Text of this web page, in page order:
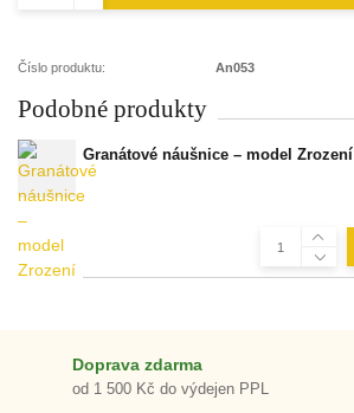
Číslo produktu: An053
Podobné produkty
Granátové náušnice – model Zrození
Doprava zdarma
od 1 500 Kč do výdejen PPL